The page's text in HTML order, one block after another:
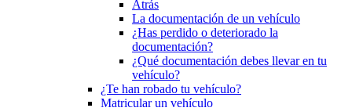
Atrás
La documentación de un vehículo
¿Has perdido o deteriorado la
documentación?
¿Qué documentación debes llevar en tu
vehículo?
¿Te han robado tu vehículo?
Matricular un vehículo